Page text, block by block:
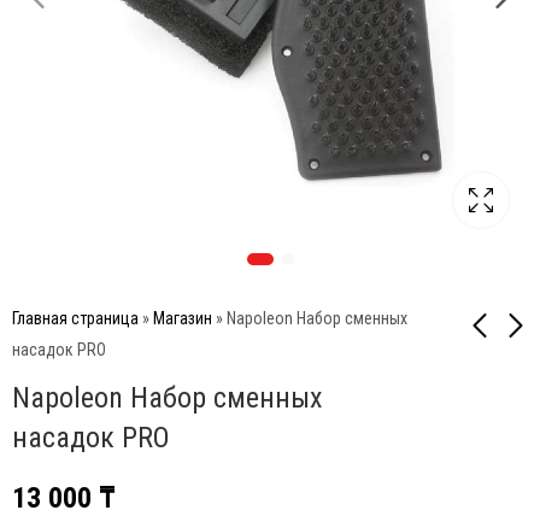
Главная страница » Магазин » Napoleon Набор сменных
насадок PRO
Napoleon Набор сменных
насадок PRO
13 000 ₸